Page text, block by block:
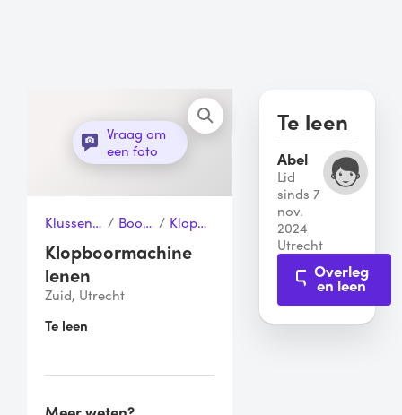
Vraag om
een foto
Klussen & Gereedschap / Boormachines / Klopboormachine
Klopboormachine
lenen
Zuid, Utrecht
Te leen
Te leen
Abel
Lid
sinds 7
nov.
2024
Utrecht
Overleg
en leen